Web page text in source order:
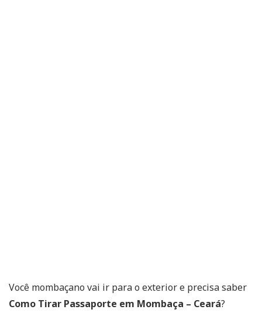
Você mombaçano vai ir para o exterior e precisa saber
Como Tirar Passaporte em Mombaça – Ceará?